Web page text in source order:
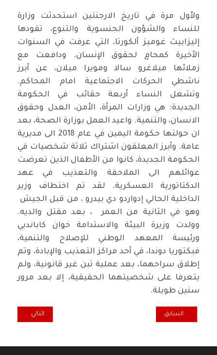
ولأول مرة في تاريخ الارجنتين استحدثت وزارة
للنساء والشؤون الجنسوية والتنوع، تقودها
إليزابيث غوميز ألكورتا، التي عرفت في السنوات
الأخيرة كمحامٍ لحقوق الإنسان. ودافعت مع
زملائها ميلاغرو سالا ومويرا ميلان، عن أبرز
ناشطي الحركات الاجتماعية امام المحاكم.
وتشغل النساء أربعة حقائب في الحكومة
الجديدة: هي وزارات المرأة، الأمن، العدل وحقوق
الانسان، والتنمية. واعيد العمل بوزارة الصحة، بعد
ان حولتها حكومة اليمين في عام 2018 الى مديرية
عامة. وأبرز المعلقون اشتراك ثلاثة شخصيات في
الحكومة الجديدة، كانوا من الأطفال الذين تعرضت
عوائلهم الى الملاحقة والتعذيب في عهد
الدكتاتورية العسكرية. لقد تم اختطاف وزير
الداخلية الحالي إدواردو دي بيدرو ، من قبل الجيش
وهو في الثانية من العمر ، بعد مقتل والديه.
وولدت وزيرة البيئة والاستدامة خوان كابانديي
ورئيسة المعهد الوطني للإصلاح والتنمية،
فيكتوريا دوندا، في أحد مراكز التعذيب والإبادة، وتم
إطلاق سراحهما، بعد عملية تبن غير قانونية، ولم
يتعرفا على شخصيتهما الحقيقية، إلا بعد مرور
سنين طويلة.
المقال السابق: احتجاجات وإضرابات كبيرة تدعو الى تحقيق المطالب
السابق المقال التالي: الحشد
التالي